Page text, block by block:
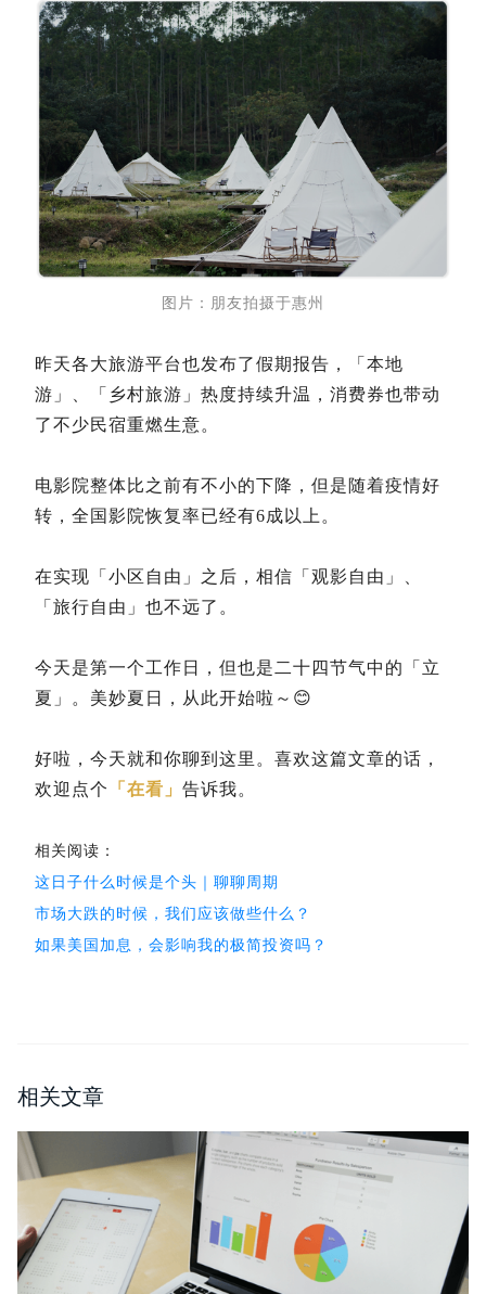
图片：朋友拍摄于惠州
昨天各大旅游平台也发布了假期报告，「本地
游」、「乡村旅游」热度持续升温，消费券也带动
了不少民宿重燃生意。
电影院整体比之前有不小的下降，但是随着疫情好
转，全国影院恢复率已经有6成以上。
在实现「小区自由」之后，相信「观影自由」、
「旅行自由」也不远了。
今天是第一个工作日，但也是二十四节气中的「立
夏」。美妙夏日，从此开始啦～😊
好啦，今天就和你聊到这里。喜欢这篇文章的话，
欢迎点个
「在看」 告诉我。
相关阅读：
这日子什么时候是个头｜聊聊周期
市场大跌的时候，我们应该做些什么？
如果美国加息，会影响我的极简投资吗？
相关文章